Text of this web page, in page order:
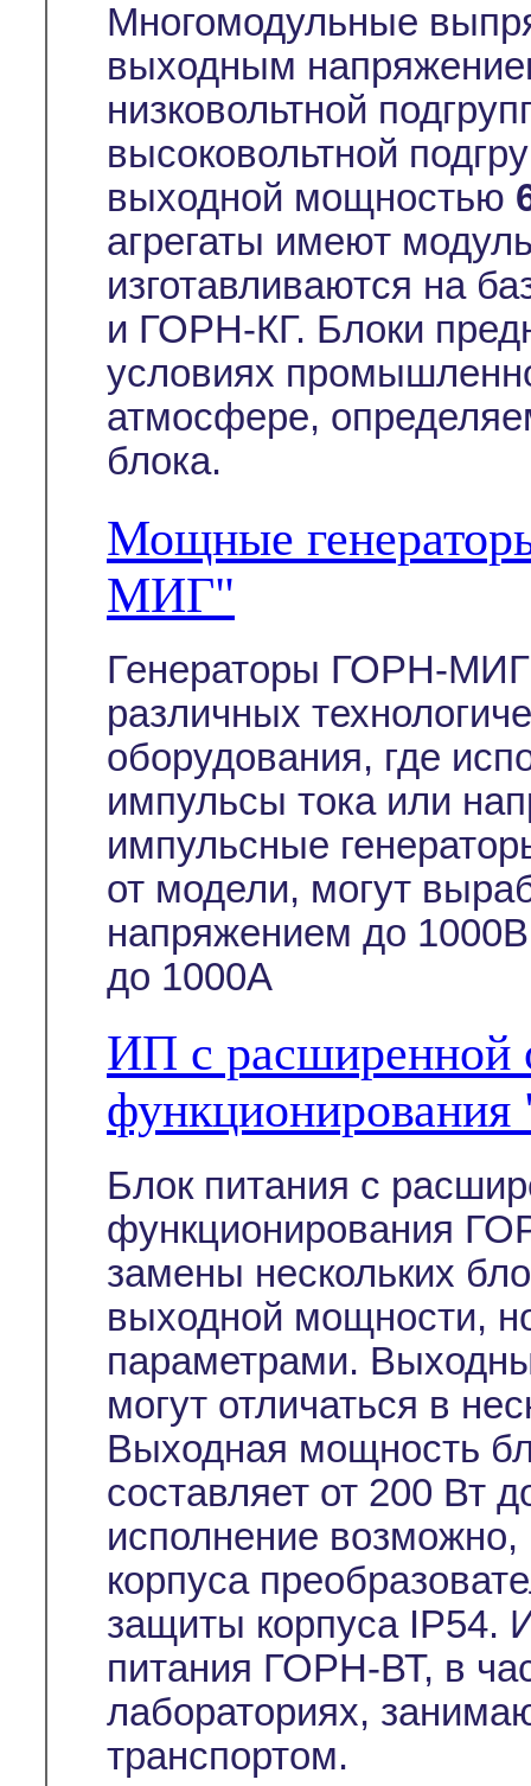
Многомодульные
выходным
низковольтной
высоковольтной
выходной мощностью
агрегаты имеют
изготавливаются на
и ГОРН-КГ. Блоки
условиях
атмосфере,
блока.
Мощные
МИГ"
Генераторы ГОРН-
различных
оборудования, где
импульсы тока или
импульсные
от модели, могут
напряжением до
до 1000А
ИП с расширенной
Блок питания с
функционирования
замены нескольких
выходной мощности,
параметрами.
могут отличаться в
Выходная мощность
составляет от 200 Вт
исполнение
корпуса
защиты корпуса IP54.
питания ГОРН-ВТ, в
лабораториях,
транспортом.